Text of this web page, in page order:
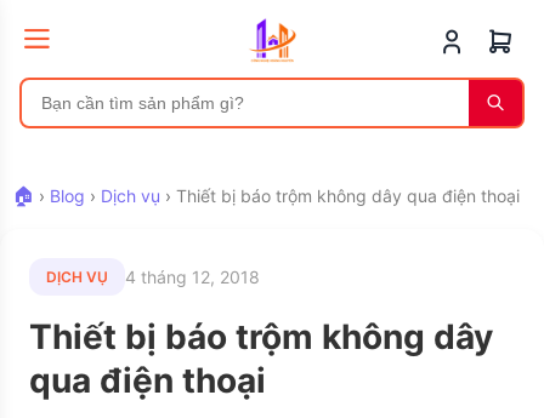
🏠 › Blog › Dịch vụ › Thiết bị báo trộm không dây qua điện thoại
DỊCH VỤ 4 tháng 12, 2018
Thiết bị báo trộm không dây
qua điện thoại